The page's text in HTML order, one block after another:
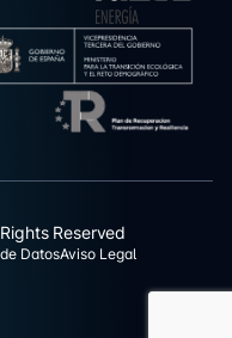
Reserved
DatosAviso Legal